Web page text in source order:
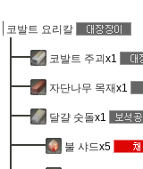
코발트 요리칼
코발트 주괴 x1
자단나무 목재x1
달걀 숫돌x1
불 샤드x5